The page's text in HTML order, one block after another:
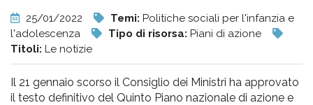
25/01/2022 Temi: Politiche sociali per l'infanzia e
l'adolescenza
Tipo di risorsa: Piani di azione
Titoli: Le notizie
Il 21 gennaio scorso il Consiglio dei Ministri ha approvato
il testo definitivo del Quinto Piano nazionale di azione e